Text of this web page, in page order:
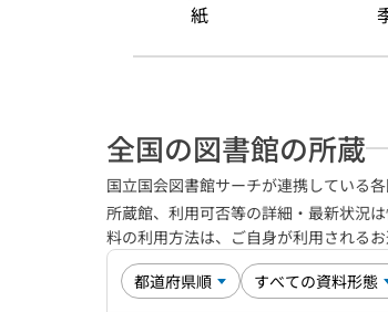
紙
全国の図書館の所蔵
国立国会図書館サーチが連携している
所蔵館、利用可否等の詳細・最新状況
料の利用方法は、ご自身が利用される